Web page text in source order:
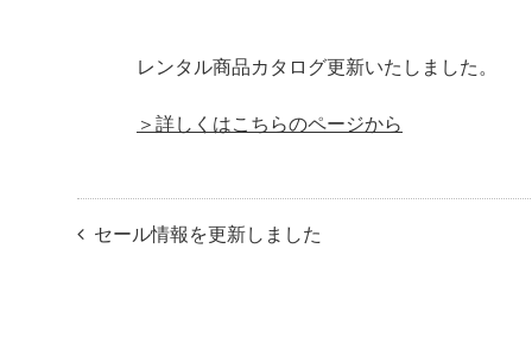
レンタル商品カタログ更新いたしました。
＞詳しくはこちらのページから
セール情報を更新しました